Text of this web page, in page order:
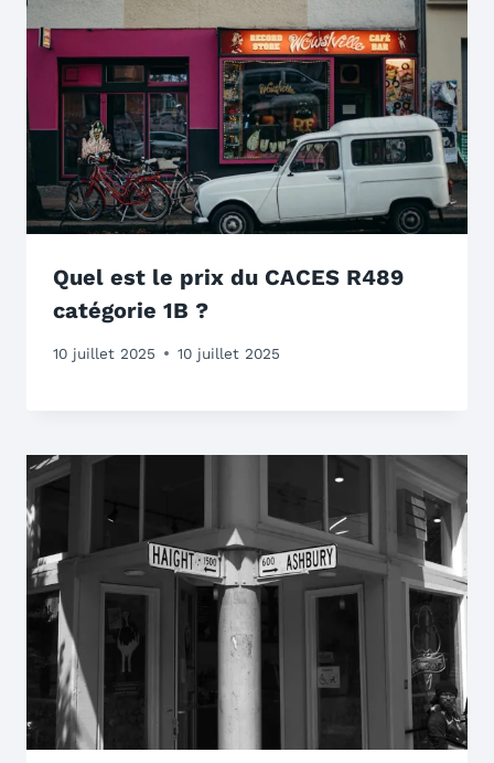
Quel est le prix du CACES R489
catégorie 1B ?
10 juillet 2025 10 juillet 2025